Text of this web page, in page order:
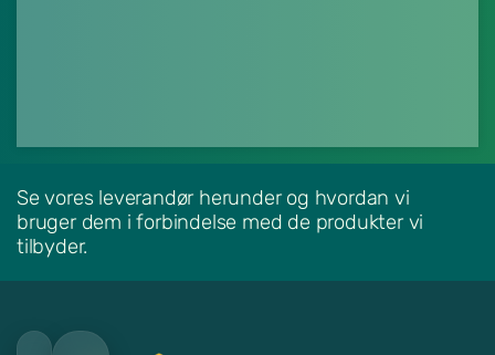
Se vores leverandør herunder og hvordan vi
bruger dem i forbindelse med de produkter vi
tilbyder.